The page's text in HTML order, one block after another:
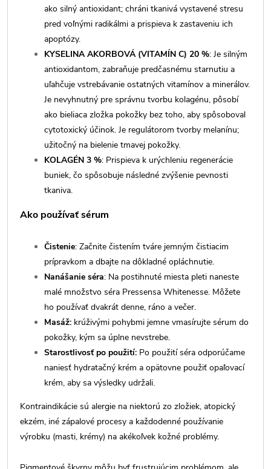
ako silný antioxidant; chráni tkanivá vystavené stresu
pred voľnými radikálmi a prispieva k zastaveniu ich
apoptózy.
KYSELINA AKORBOVÁ (VITAMÍN C) 20 %: Je silným
antioxidantom, zabraňuje predčasnému starnutiu a
uľahčuje vstrebávanie ostatných vitamínov a minerálov.
Je nevyhnutný pre správnu tvorbu kolagénu, pôsobí
ako bieliaca zložka pokožky bez toho, aby spôsoboval
cytotoxický účinok. Je regulátorom tvorby melanínu;
užitočný na bielenie tmavej pokožky.
KOLAGÉN 3 %: Prispieva k urýchleniu regenerácie
buniek, čo spôsobuje následné zvýšenie pevnosti
tkaniva.
Ako používať sérum
Čistenie: Začnite čistením tváre jemným čistiacim
prípravkom a dbajte na dôkladné opláchnutie.
Nanášanie séra: Na postihnuté miesta pleti naneste
malé množstvo séra Pressensa Whitenesse. Môžete
ho používať dvakrát denne, ráno a večer.
Masáž: krúživými pohybmi jemne vmasírujte sérum do
pokožky, kým sa úplne nevstrebe.
Starostlivosť po použití: Po použití séra odporúčame
naniesť hydratačný krém a opätovne použiť opaľovací
krém, aby sa výsledky udržali.
Kontraindikácie sú alergie na niektorú zo zložiek, atopický
ekzém, iné zápalové procesy a každodenné používanie
výrobku (masti, krémy) na akékoľvek kožné problémy.